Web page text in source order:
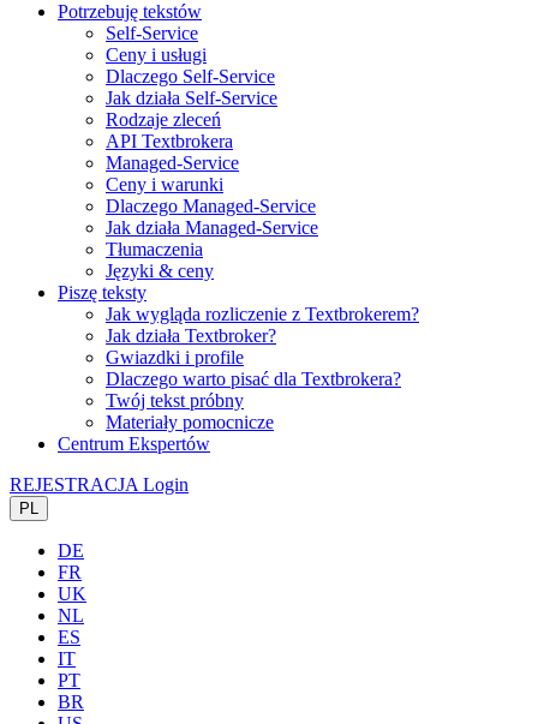
Potrzebuję tekstów
Self-Service
Ceny i usługi
Dlaczego Self-Service
Jak działa Self-Service
Rodzaje zleceń
API Textbrokera
Managed-Service
Ceny i warunki
Dlaczego Managed-Service
Jak działa Managed-Service
Tłumaczenia
Języki & ceny
Piszę teksty
Jak wygląda rozliczenie z Textbrokerem?
Jak działa Textbroker?
Gwiazdki i profile
Dlaczego warto pisać dla Textbrokera?
Twój tekst próbny
Materiały pomocnicze
Centrum Ekspertów
REJESTRACJA Login
PL
DE
FR
UK
NL
ES
IT
PT
BR